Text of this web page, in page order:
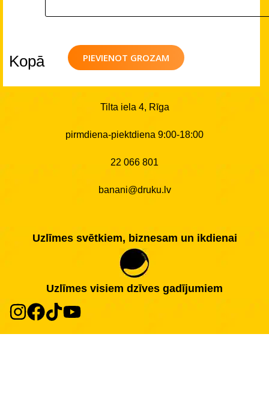
PIEVIENOT GROZAM
Kopā
Tilta iela 4, Rīga
pirmdiena-piektdiena 9:00-18:00
22 066 801
banani@druku.lv
Uzlīmes svētkiem, biznesam un ikdienai
Uzlīmes visiem dzīves gadījumiem